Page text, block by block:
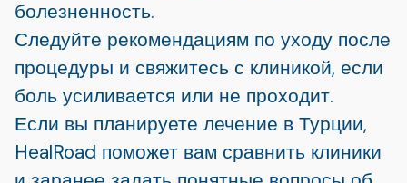
болезненность.
Следуйте рекомендациям по уходу после
процедуры и свяжитесь с клиникой, если
боль усиливается или не проходит.
Если вы планируете лечение в Турции,
HealRoad поможет вам сравнить клиники